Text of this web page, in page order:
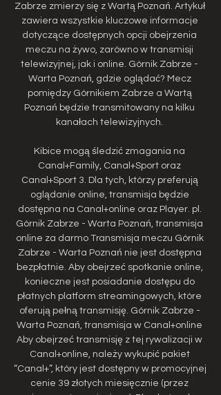
Zabrze zmierzy się z Wartą Poznań. Artykuł
zawiera wszystkie kluczowe informacje
dotyczące dostępnych opcji obejrzenia
meczu na żywo, zarówno w transmisji
telewizyjnej, jak i online. Górnik Zabrze -
Warta Poznań, gdzie oglądać? Mecz
pomiędzy Górnikiem Zabrze a Wartą
Poznań będzie transmitowany na kilku
kanałach telewizyjnych.
Kibice mogą śledzić zmagania na
Canal+Family, Canal+Sport oraz
Canal+Sport 3. Dla tych, którzy preferują
oglądanie online, transmisja będzie
dostępna na Canal+online oraz Player. pl.
Górnik Zabrze - Warta Poznań, transmisja
online za darmo Transmisja meczu Górnik
Zabrze - Warta Poznań nie jest dostępna
bezpłatnie. Aby obejrzeć spotkanie online,
konieczne jest posiadanie dostępu do
płatnych platform streamingowych, które
oferują pełną transmisję. Górnik Zabrze -
Warta Poznań, transmisja w Canal+online
Aby obejrzeć transmisję z tej rywalizacji w
Canal+online, należy wykupić pakiet
“Canal+”, który jest dostępny w promocyjnej
cenie 39 złotych miesięcznie (przez